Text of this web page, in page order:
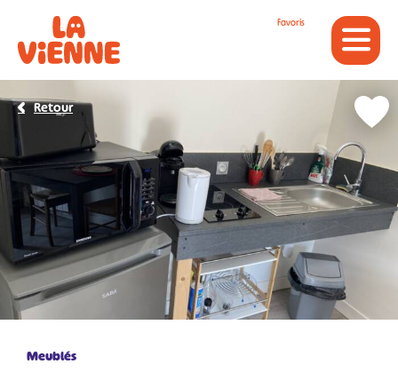
Favoris
Meublés
Retour